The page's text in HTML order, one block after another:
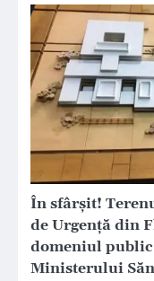
În sfârșit!
de Urgență din
domeniul
Ministerului